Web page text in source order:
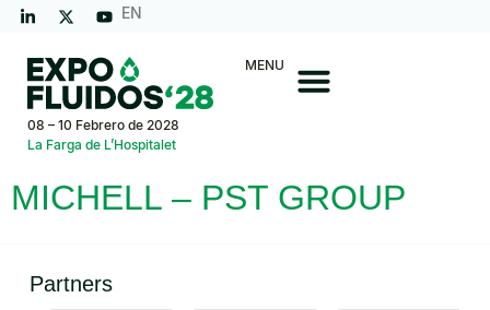
EN
08 – 10 Febrero de 2028
La Farga de L’Hospitalet
MENU
MICHELL – PST GROUP
Partners